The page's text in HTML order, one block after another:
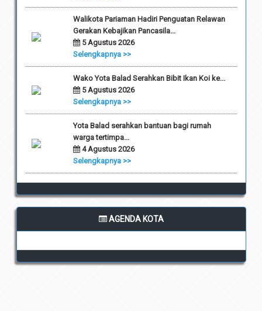
Walikota Pariaman Hadiri Penguatan Relawan
Gerakan Kebajikan Pancasila...
5 Agustus 2026
Selengkapnya >>
Wako Yota Balad Serahkan Bibit Ikan Koi ke...
5 Agustus 2026
Selengkapnya >>
Yota Balad serahkan bantuan bagi rumah
warga tertimpa...
4 Agustus 2026
Selengkapnya >>
AGENDA KOTA